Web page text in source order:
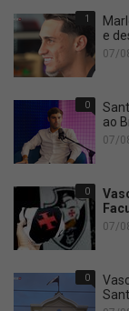
1
e
07/
0
ao
07/
0
07/
0